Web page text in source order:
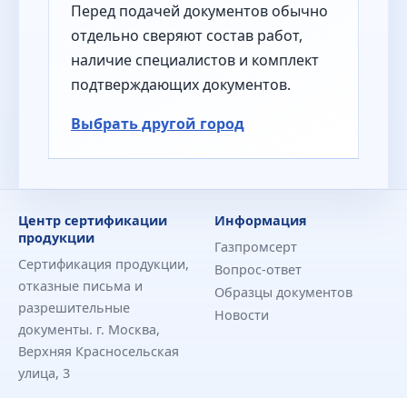
Перед подачей документов обычно
отдельно сверяют состав работ,
наличие специалистов и комплект
подтверждающих документов.
Выбрать другой город
Центр сертификации
продукции
Сертификация продукции,
отказные письма и
разрешительные
документы. г. Москва,
Верхняя Красносельская
улица, 3
Информация
Газпромсерт
Вопрос-ответ
Образцы документов
Новости